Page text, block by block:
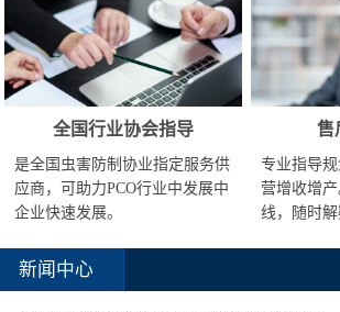
全国行业协会指导
是全国虫害防制协业指定服务供
应商，可助力PCO行业中发展中
企业快速发展。
售
专业指导
营增收增
线，随时解
新闻中心